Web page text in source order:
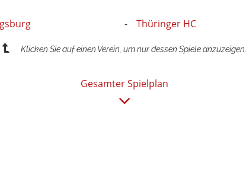
Thüringer HC
Klicken Sie auf einen Verein, um nur dessen Spiele anzuzeigen.
Gesamter Spielplan